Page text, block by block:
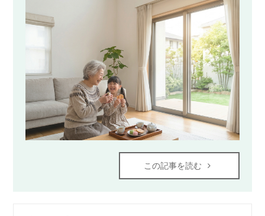
この記事を読む